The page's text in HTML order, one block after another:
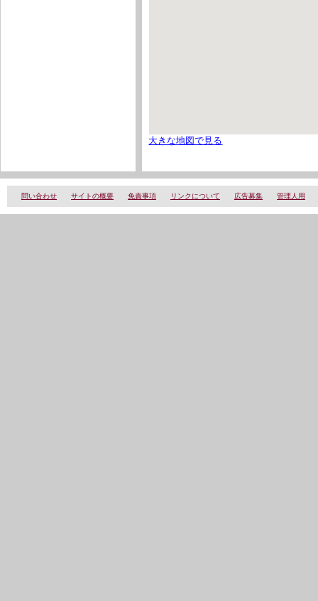
大きな地図で見る
問い合わせ サイトの概要 免責事項 リンクについて 広告募集 管理人用